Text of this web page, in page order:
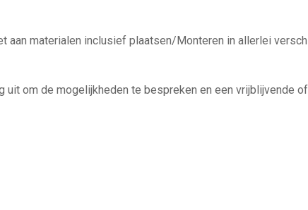
aan materialen inclusief plaatsen/Monteren in allerlei
uit om de mogelijkheden te bespreken en een vrijblijvende